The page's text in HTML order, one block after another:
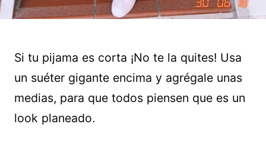
Si tu pijama es corta ¡No te la quites! Usa
un suéter gigante encima y agrégale unas
medias, para que todos piensen que es un
look planeado.